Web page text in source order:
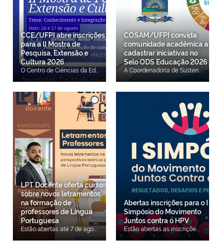
CCE/UFPI abre inscrições
para a II Mostra de
Pesquisa, Extensão e
Cultura 2026
O Centro de Ciências da Educação (CCE) da Universidade Federal do Piauí (UFPI) está com inscrições abertas, de 7 a 19 de agosto, para a II Mostra de Pesquisa, Extensão e Cultura do CCE 2026. O evento será realizado nos dias 26 e 27 de agosto, no Auditório Salomé Cabral, no CCE, em Teresina. Inscreva-se aqui. A iniciativa tem como objetivo promover a integração entre estudantes, docentes, técnicos e a comunidade acadêmica, além de socializar os conhecimentos produzidos nos cursos de graduação e de pós-graduação do Centro de Ciências da Educação. A programação contará com conferência, mesas-redondas, oficinas, exposições, sessões de comunicação científica e atividades artístico-culturais, proporcionando um espaço para a troca de experiências e a divulgação das ações de ensino, pesquisa, extensão e cultura desenvolvidas no CCE. Os participantes que atenderem aos critérios de participação receberão certificado com carga horária de 24 horas.
COSAM/UFPI convida
comunidade acadêmica a
cadastrar iniciativas no
Selo ODS Educação 2026
A Coordenadoria de Sustentabilidade Ambiental da Universidade Federal do Piauí (COSAM/UFPI) convida docentes, discentes, técnico-administrativos e demais integrantes da comunidade acadêmica a participarem do ciclo 2026 do Selo ODS Educação, iniciativa que reconhece e dá visibilidade a projetos, programas, ações e práticas alinhados aos Objetivos de Desenvolvimento Sustentável (ODS) da Agenda 2030, com destaque para o ODS 4 – Educação de Qualidade. O programa busca incentivar as instituições de ensino a incorporarem os ODS às atividades de ensino, pesquisa, extensão e gestão. (Selo ODS IES) Na UFPI, poderão ser cadastradas iniciativas desenvolvidas nas áreas de ensino, pesquisa, extensão ou gestão, contribuindo para evidenciar o impacto das ações institucionais e fortalecer o compromisso da Universidade com a sustentabilidade. O prazo para cadastro das iniciativas na plataforma do Selo ODS Educação segue até 19 de agosto. Para realizar a submissão, é necessário que o participante esteja previamente cadastrado como usuário na plataforma. Os interessados deverão solicitar o cadastro junto à COSAM até 15 de agosto, por meio do e-mail Este endereço de email está sendo protegido de spambots. Você precisa do JavaScript ativado para vê-lo.. No assunto da mensagem, deve constar: "Interesse em Cadastro – Selo ODS Educação". No corpo do e-mail, é necessário informar: Nome completo; E-mail institucional; Número de WhatsApp (com DDD); Categoria (docente, discente ou técnico-administrativo). Após a solicitação, os participantes receberão as orientações para acesso à plataforma, bem como os guias necessários para o cadastramento das iniciativas. Mais informações sobre os critérios de participação, categorias e funcionamento do programa podem ser consultadas no portal oficial do Selo ODS Educação: Selo ODS Educação.
LPT Docente oferta curso
sobre novos letramentos
na formação de
professores de Língua
Portuguesa
Estão abertas até 7 de agosto as inscrições gratuitas para o curso on-line de curta duração Novos letramentos na formação inicial docente: perspectivas teóricas para futuros professores de Língua Portuguesa da era digital, a ser ministrado pelo doutorando do PPGEL/UFPI, Francisco Carlos Vieira Moura de Araújo. Faça sua inscrição aqui. O objetivo do curso é capacitar futuros professores de Língua Portuguesa, problematizando os deslocamentos teóricos e formativos que envolvem a transição do letramento impresso aos novos letramentos na formação inicial docente, considerando as transformações promovidas pelas Tecnologias Digitais de Informação e Comunicação [TDIC], e refletindo sobre suas implicações para uma formação que leve em conta questões de acessibilidade e a constituição de um novo ethos docente na atual era digital. Mais informações pelo e-mail Este endereço de email está sendo protegido de spambots. Você precisa do JavaScript ativado para vê-lo.. Realização: Projeto de extensão LPT Docente do Laboratório de Leitura e Produção Textual (Colégio Técnico de Floriano/UFPI). Apoio: Núcleo de Pesquisa em Estudos Críticos e Linguagem (NECRIL) e Pró-Reitoria de Extensão e Cultura (PREXC/UFPI)
Abertas inscrições para o I
Simpósio do Movimento
Juntos contra o HPV
Estão abertas as inscrições para o I Simpósio do Movimento Juntos contra o HPV: Resultados, Desafios e Perspectivas, que será realizado no dia 18 de setembro, das 8h às 17h, em formato híbrido, com atividades presenciais no Auditório Central da Universidade Estadual do Ceará (UECE), em Fortaleza, e transmissão on-line. O evento reunirá pesquisadores, profissionais da saúde, gestores, estudantes e representantes de instituições nacionais e internacionais para discutir estratégias de enfrentamento ao HPV e ao câncer do colo do útero. A atividade é promovida pela Universidade Federal do Piauí (UFPI), em parceria com o Grupo Mulheres do Brasil. As inscrições podem ser realizadas por meio da plataforma Doity e são voltadas para profissionais da saúde, docentes, pesquisadores, estudantes e demais interessados na temática. O simpósio tem como principal objetivo promover a integração entre ciência, inovação, gestão e participação social, estimulando a troca de experiências, a disseminação do conhecimento científico e a construção de estratégias para acelerar o cumprimento das metas da Organização Mundial da Saúde (OMS) voltadas à eliminação do câncer do colo do útero como problema de saúde pública. A programação contará com conferências, mesas-redondas e apresentações científicas sobre temas estratégicos, entre eles a formação de redes para eliminar o câncer do colo do útero no Brasil, as experiências exitosas do Movimento Juntos contra o HPV, a vacinação contra o HPV, a inovação tecnológica para ampliar o rastreamento da doença, além de debates sobre saúde digital, educação em saúde, interseccionalidades e políticas públicas voltadas à promoção da equidade no cuidado. O evento marca a consolidação do Movimento Juntos contra o HPV, iniciativa que reúne universidades, instituições de pesquisa, gestores públicos e organizações da sociedade civil em torno do fortalecimento das ações de prevenção, vacinação, rastreamento e mobilização social. Entre as instituições parceiras estão a UFPI, UFC, UECE, URCA, UNILAB, UFMG e Harvard University.